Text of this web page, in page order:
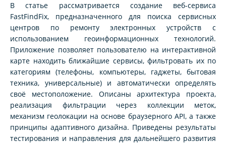
В статье рассматривается создание веб-сервиса
FastFindFix, предназначенного для поиска сервисных
центров по ремонту электронных устройств с
использованием геоинформационных технологий.
Приложение позволяет пользователю на интерактивной
карте находить ближайшие сервисы, фильтровать их по
категориям (телефоны, компьютеры, гаджеты, бытовая
техника, универсальные) и автоматически определять
своё местоположение. Описаны архитектура проекта,
реализация фильтрации через коллекции меток,
механизм геолокации на основе браузерного API, а также
принципы адаптивного дизайна. Приведены результаты
тестирования и направления для дальнейшего развития